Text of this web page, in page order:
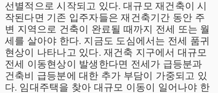
선별적으로 시작되고 있다. 대규모 재건축이 시
작된다면 기존 입주자들은 재건축기간 동안 주
변 지역으로 건축이 완료될 때까지 전세 또는 월
세를 살아야 한다. 지금도 도심에서는 전세 품귀
현상이 나타나고 있다. 재건축 지구에서 대규모
전세 이동현상이 발생한다면 전세가 급등분과
건축비 급등분에 대한 추가 부담이 가중되고 있
다. 임대주택을 찾아 대규모 이동이 일어나야 한